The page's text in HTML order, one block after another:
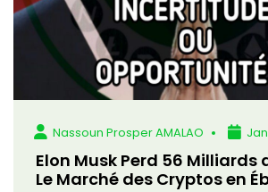
Nassoun Prosper AMALAO
Elon Musk Perd 56 Milliards
Le Marché des Cryptos en